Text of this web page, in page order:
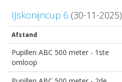
IJskonijncup 6 (30-11-2025)
Afstand
Pupillen ABC 500 meter - 1ste
omloop